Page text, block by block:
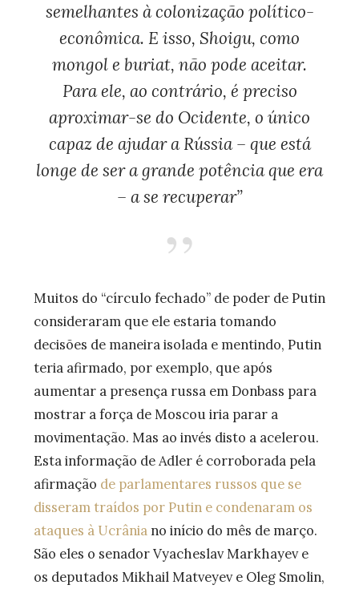
semelhantes à colonização político-
econômica. E isso, Shoigu, como
mongol e buriat, não pode aceitar.
Para ele, ao contrário, é preciso
aproximar-se do Ocidente, o único
capaz de ajudar a Rússia – que está
longe de ser a grande potência que era
– a se recuperar”
Muitos do “círculo fechado” de poder de Putin
consideraram que ele estaria tomando
decisões de maneira isolada e mentindo, Putin
teria afirmado, por exemplo, que após
aumentar a presença russa em Donbass para
mostrar a força de Moscou iria parar a
movimentação. Mas ao invés disto a acelerou.
Esta informação de Adler é corroborada pela
afirmação de parlamentares russos que se
disseram traídos por Putin e condenaram os
ataques à Ucrânia no início do mês de março.
São eles o senador Vyacheslav Markhayev e
os deputados Mikhail Matveyev e Oleg Smolin,